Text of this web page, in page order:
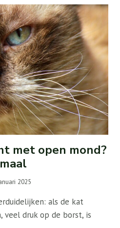
met open mond?
2025
als de kat
veel druk op de borst, is